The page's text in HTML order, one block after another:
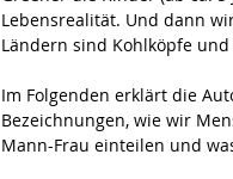
Lebensrealität. Und dann
Ländern sind Kohlköpfe
Im Folgenden erklärt die
Bezeichnungen, wie wir
Mann-Frau einteilen und